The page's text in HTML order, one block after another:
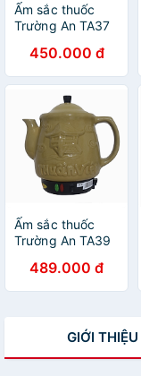
Ấm sắc thuốc
Trường An TA37
cao cấp - Điện
gia dụng - Hàng
chính hãng
450.000 đ
Ấm sắc thuốc
Trường An TA39
cao cấp - Điện
gia dụng - Hàng
489.000 đ
GIỚI THIỆU